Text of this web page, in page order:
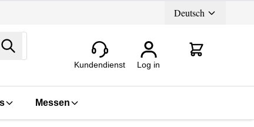
Deutsch
Search
Kundendienst Log in
Messen